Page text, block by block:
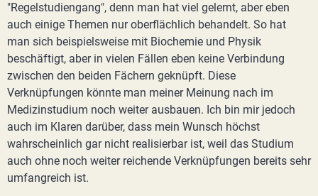
"Regelstudiengang", denn man hat viel gelernt, aber eben
auch einige Themen nur oberflächlich behandelt. So hat
man sich beispielsweise mit Biochemie und Physik
beschäftigt, aber in vielen Fällen eben keine Verbindung
zwischen den beiden Fächern geknüpft. Diese
Verknüpfungen könnte man meiner Meinung nach im
Medizinstudium noch weiter ausbauen. Ich bin mir jedoch
auch im Klaren darüber, dass mein Wunsch höchst
wahrscheinlich gar nicht realisierbar ist, weil das Studium
auch ohne noch weiter reichende Verknüpfungen bereits sehr
umfangreich ist.